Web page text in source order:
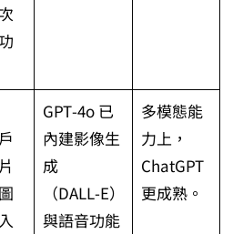
GPT‑4o 已
內建影像生
成
（DALL‑E）
與語音功能
多模態能
力上，
ChatGPT
更成熟。